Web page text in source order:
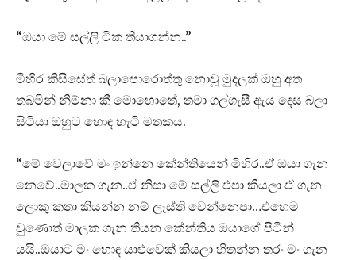
“ඔයා මේ සල්ලි ටික තියාගන්න..”
මිහිර කිසිසේත් බලාපොරොත්තු නොවූ මුදලක් ඔහු අත
තබමින් නිම්නා කී මොහොතේ, තමා ගල්ගැසී ඇය දෙස බලා
සිටියා ඔහුට හොඳ හැටි මතකය.
“මේ වෙලාවේ මං ඉන්නෙ කේන්තියෙන් මිහිර..ඒ ඔයා ගැන
නෙවේ..මාලක ගැන..ඒ නිසා මේ සල්ලි එපා කියලා ඒ ගැන
ලොකු කතා කියන්න නම් ලෑස්ති වෙන්නෙපා…එහෙම
වුණොත් මාලක ගැන තියන කේන්තිය ඔයාගේ පිටින්
යයි..ඔයාට මං හොඳ යාළුවෙක් කියලා හිතන්න තරං මං ගැන